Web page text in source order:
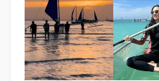
漢服攝影服務